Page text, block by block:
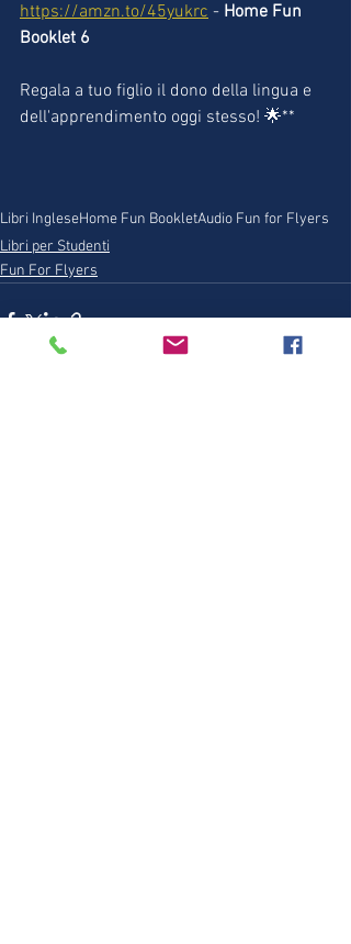
https://amzn.to/45yukrc - Home Fun
Booklet 6
Regala a tuo figlio il dono della lingua e
dell'apprendimento oggi stesso! 🌟**
Libri IngleseHome Fun BookletAudio Fun for Flyers
Libri per Studenti
Fun For Flyers